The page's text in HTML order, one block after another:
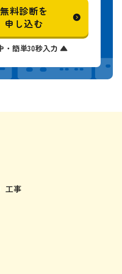
無料診断を
申し込む
・簡単30秒入力 ▲
工事